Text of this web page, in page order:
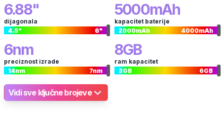
6.88"
dijagonala
4.5" 6"
5000mAh
kapacitet baterije
2000mAh 4000mAh
6nm
preciznost izrade
14nm 7nm
8GB
ram kapacitet
3GB 6GB
Vidi sve ključne brojeve